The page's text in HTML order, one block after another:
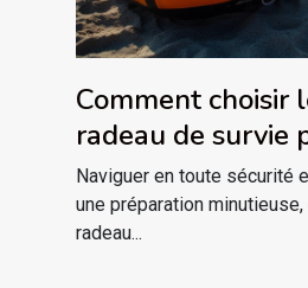
Comment choisir
radeau de survie
besoins
Naviguer en toute sécurité
une préparation minutieuse,
radeau...